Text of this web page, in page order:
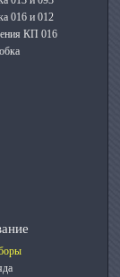
016 и 012
КП 016